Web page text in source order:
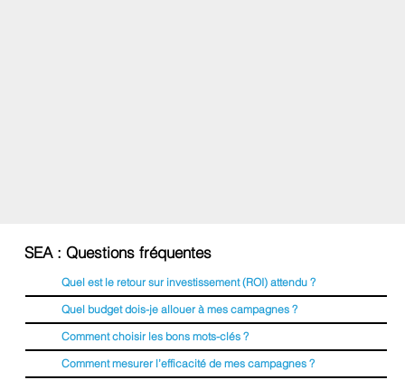
SEA : Questions fréquentes
Quel est le retour sur investissement (ROI) attendu ?
Quel budget dois-je allouer à mes campagnes ?
Comment choisir les bons mots-clés ?
Comment mesurer l’efficacité de mes campagnes ?